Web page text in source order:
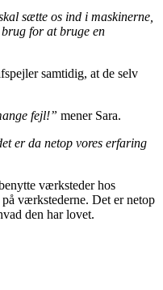
sætte os ind i maskinerne,
for at bruge en
samtidig, at de selv
fejl!” mener Sara.
er da netop vores erfaring
værksteder hos
værkstederne. Det er netop
den har lovet.